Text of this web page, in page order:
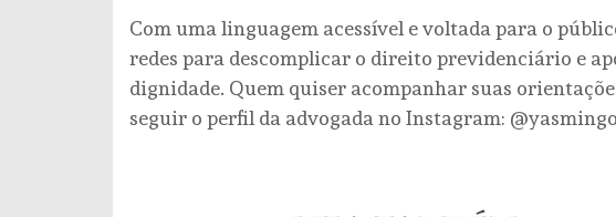
Com uma linguagem acessível e voltada para o
redes para descomplicar o direito previdenciário e
dignidade. Quem quiser acompanhar suas
seguir o perfil da advogada no Instagram: